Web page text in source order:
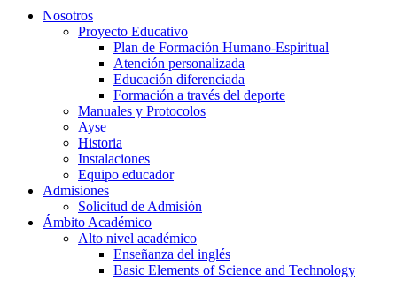
Nosotros
Proyecto Educativo
Plan de Formación Humano-Espiritual
Atención personalizada
Educación diferenciada
Formación a través del deporte
Manuales y Protocolos
Ayse
Historia
Instalaciones
Equipo educador
Admisiones
Solicitud de Admisión
Ámbito Académico
Alto nivel académico
Enseñanza del inglés
Basic Elements of Science and Technology